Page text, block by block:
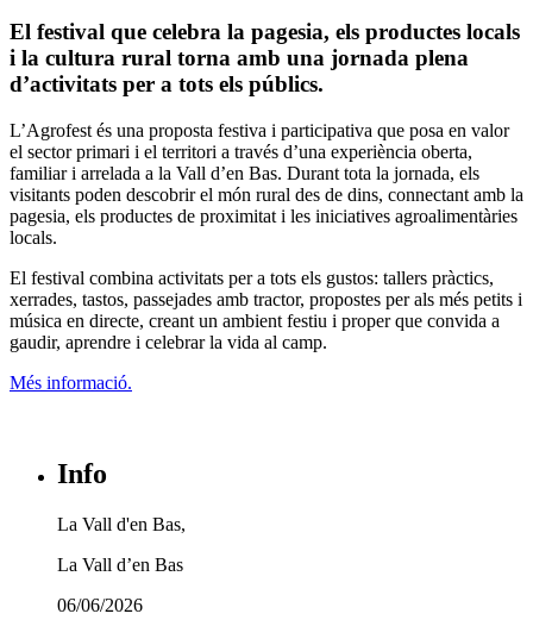
El festival que celebra la pagesia, els productes locals
i la cultura rural torna amb una jornada plena
d’activitats per a tots els públics.
L’Agrofest és una proposta festiva i participativa que posa en valor
el sector primari i el territori a través d’una experiència oberta,
familiar i arrelada a la Vall d’en Bas. Durant tota la jornada, els
visitants poden descobrir el món rural des de dins, connectant amb la
pagesia, els productes de proximitat i les iniciatives agroalimentàries
locals.
El festival combina activitats per a tots els gustos: tallers pràctics,
xerrades, tastos, passejades amb tractor, propostes per als més petits i
música en directe, creant un ambient festiu i proper que convida a
gaudir, aprendre i celebrar la vida al camp.
Més informació.
Info
La Vall d'en Bas,
La Vall d’en Bas
06/06/2026